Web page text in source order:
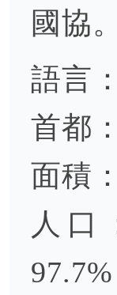
國協
語言
首都
面積
人口